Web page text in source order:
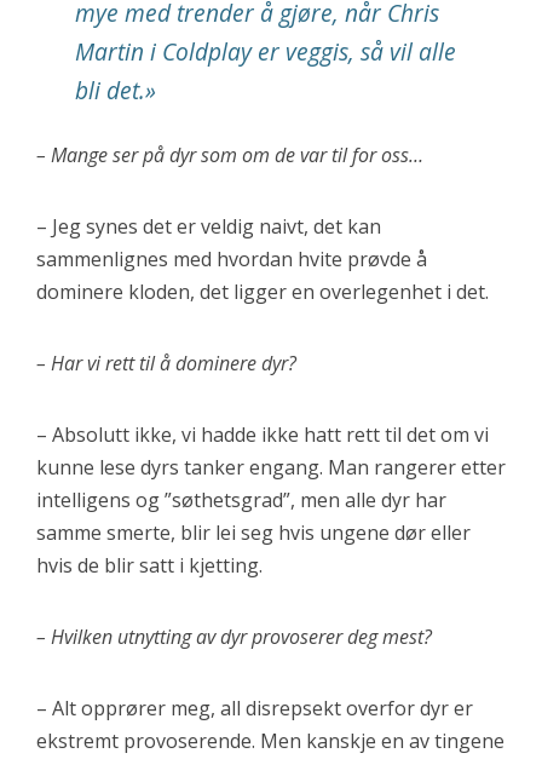
mye med trender å gjøre, når Chris
Martin i Coldplay er veggis, så vil alle
bli det.»
– Mange ser på dyr som om de var til for oss…
– Jeg synes det er veldig naivt, det kan
sammenlignes med hvordan hvite prøvde å
dominere kloden, det ligger en overlegenhet i det.
– Har vi rett til å dominere dyr?
– Absolutt ikke, vi hadde ikke hatt rett til det om vi
kunne lese dyrs tanker engang. Man rangerer etter
intelligens og ”søthetsgrad”, men alle dyr har
samme smerte, blir lei seg hvis ungene dør eller
hvis de blir satt i kjetting.
– Hvilken utnytting av dyr provoserer deg mest?
– Alt opprører meg, all disrepsekt overfor dyr er
ekstremt provoserende. Men kanskje en av tingene